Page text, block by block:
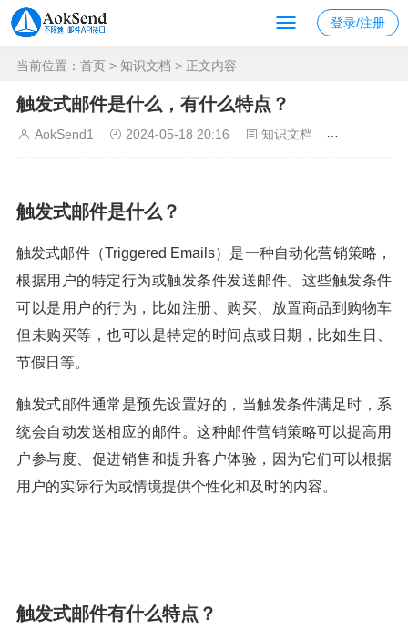
登录/注册
当前位置： 首页 > 知识文档 > 正文内容
触发式邮件是什么，有什么特点？
AokSend1 2024-05-18 20:16 知识文档
触发式邮件是什么？
触发式邮件（Triggered Emails）是一种自动化营销策略，
根据用户的特定行为或触发条件发送邮件。这些触发条件
可以是用户的行为，比如注册、购买、放置商品到购物车
但未购买等，也可以是特定的时间点或日期，比如生日、
节假日等。
触发式邮件通常是预先设置好的，当触发条件满足时，系
统会自动发送相应的邮件。这种邮件营销策略可以提高用
户参与度、促进销售和提升客户体验，因为它们可以根据
用户的实际行为或情境提供个性化和及时的内容。
触发式邮件有什么特点？